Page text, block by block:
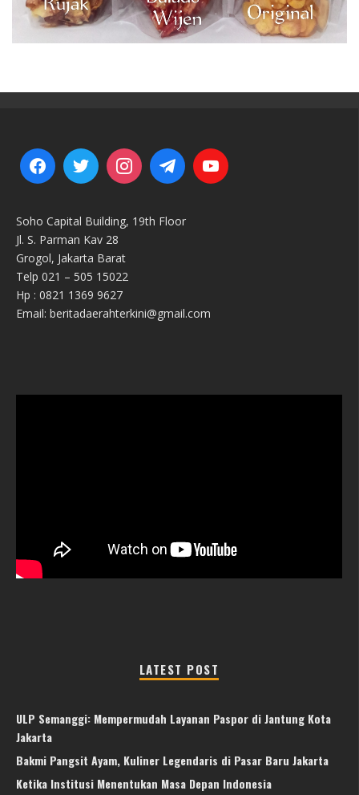
Soho Capital Building, 19th Floor
Jl. S. Parman Kav 28
Grogol, Jakarta Barat
Telp 021 – 505 15022
Hp : 0821 1369 9627
Email: beritadaerahterkini@gmail.com
LATEST POST
ULP Semanggi: Mempermudah Layanan Paspor di Jantung Kota
Jakarta
Bakmi Pangsit Ayam, Kuliner Legendaris di Pasar Baru Jakarta
Ketika Institusi Menentukan Masa Depan Indonesia